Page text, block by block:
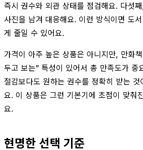
즉시 권수와 외관 상태를 점검해요. 다섯
사진을 남겨 대응해요. 이런 방식이면 도
게 줄일 수 있어요.
가격이 아주 높은 상품은 아니지만, 만화
두고 보는” 특성이 있어서 총 만족도가 중
절감보다도 원하는 권수를 정확히 받는
요. 이 상품은 그런 기본기에 초점이 맞춰
요.
현명한 선택 기준